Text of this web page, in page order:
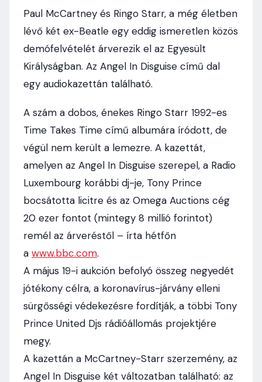
Paul McCartney és Ringo Starr, a még életben
lévő két ex-Beatle egy eddig ismeretlen közös
demófelvételét árverezik el az Egyesült
Királyságban. Az Angel In Disguise című dal
egy audiokazettán található.
A szám a dobos, énekes Ringo Starr 1992-es
Time Takes Time című albumára íródott, de
végül nem került a lemezre. A kazettát,
amelyen az Angel In Disguise szerepel, a Radio
Luxembourg korábbi dj-je, Tony Prince
bocsátotta licitre és az Omega Auctions cég
20 ezer fontot (mintegy 8 millió forintot)
remél az árveréstől – írta hétfőn
a www.bbc.com.
A május 19-i aukción befolyó összeg negyedét
jótékony célra, a koronavírus-járvány elleni
sürgősségi védekezésre fordítják, a többi Tony
Prince United Djs rádióállomás projektjére
megy.
A kazettán a McCartney-Starr szerzemény, az
Angel In Disguise két változatban található: az